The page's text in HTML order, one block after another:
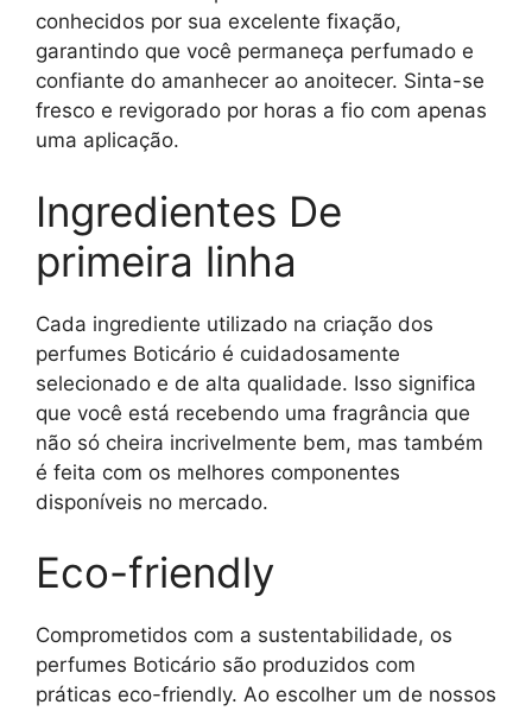
conhecidos por sua excelente fixação,
garantindo que você permaneça perfumado e
confiante do amanhecer ao anoitecer. Sinta-se
fresco e revigorado por horas a fio com apenas
uma aplicação.
Ingredientes De
primeira linha
Cada ingrediente utilizado na criação dos
perfumes Boticário é cuidadosamente
selecionado e de alta qualidade. Isso significa
que você está recebendo uma fragrância que
não só cheira incrivelmente bem, mas também
é feita com os melhores componentes
disponíveis no mercado.
Eco-friendly
Comprometidos com a sustentabilidade, os
perfumes Boticário são produzidos com
práticas eco-friendly. Ao escolher um de nossos